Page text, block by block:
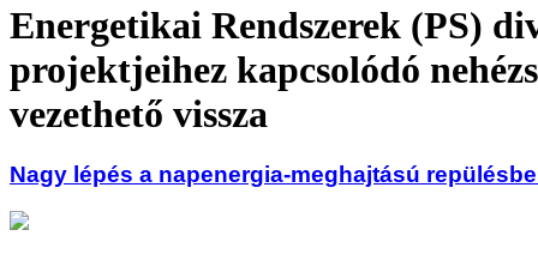
Energetikai Rendszerek (PS)
projektjeihez kapcsolódó
vezethető vissza
Nagy lépés a napenergia-meghajtású